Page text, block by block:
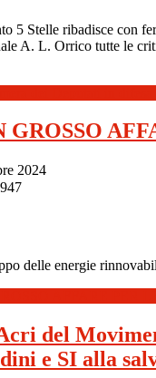
Stelle ribadisce con
A. L. Orrico tutte le
GROSSO
2024
delle energie
del
e SI alla